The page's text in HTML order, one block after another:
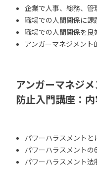
企業で人事、総務、
職場での人間関係に課
職場での人間関係を良
アンガーマネジメン
アンガーマネジ
防止入門講座：
パワーハラスメントと
パワーハラスメントの
パワーハラスメント法